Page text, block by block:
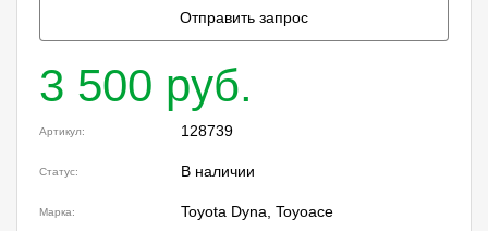
Отправить запрос
3 500 руб.
Артикул: 128739
Статус: В наличии
Марка: Toyota Dyna, Toyoace